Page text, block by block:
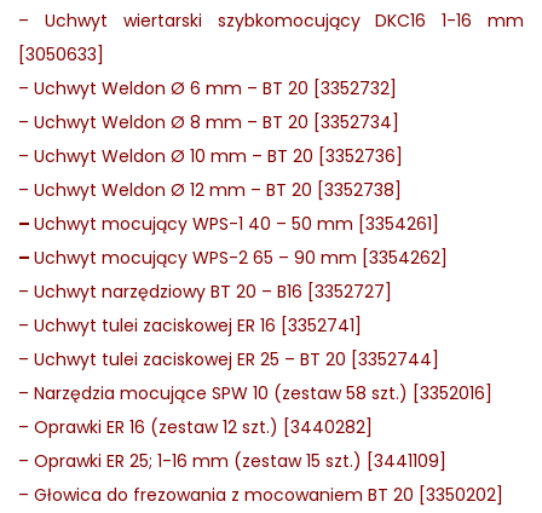
– Uchwyt wiertarski szybkomocujący DKC16 1-16 mm
[3050633]
– Uchwyt Weldon Ø 6 mm – BT 20 [3352732]
– Uchwyt Weldon Ø 8 mm – BT 20 [3352734]
– Uchwyt Weldon Ø 10 mm – BT 20 [3352736]
– Uchwyt Weldon Ø 12 mm – BT 20 [3352738]
– Uchwyt mocujący WPS-1 40 – 50 mm [3354261]
– Uchwyt mocujący WPS-2 65 – 90 mm [3354262]
– Uchwyt narzędziowy BT 20 – B16 [3352727]
– Uchwyt tulei zaciskowej ER 16 [3352741]
– Uchwyt tulei zaciskowej ER 25 – BT 20 [3352744]
– Narzędzia mocujące SPW 10 (zestaw 58 szt.) [3352016]
– Oprawki ER 16 (zestaw 12 szt.) [3440282]
– Oprawki ER 25; 1-16 mm (zestaw 15 szt.) [3441109]
– Głowica do frezowania z mocowaniem BT 20 [3350202]